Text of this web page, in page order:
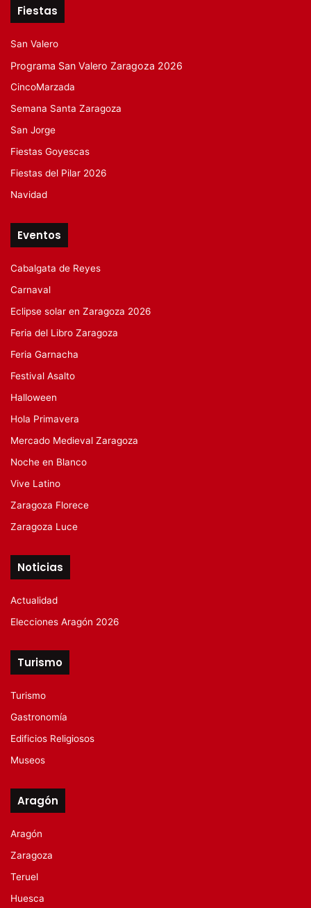
Fiestas
San Valero
Programa San Valero Zaragoza 2026
CincoMarzada
Semana Santa Zaragoza
San Jorge
Fiestas Goyescas
Fiestas del Pilar 2026
Navidad
Eventos
Cabalgata de Reyes
Carnaval
Eclipse solar en Zaragoza 2026
Feria del Libro Zaragoza
Feria Garnacha
Festival Asalto
Halloween
Hola Primavera
Mercado Medieval Zaragoza
Noche en Blanco
Vive Latino
Zaragoza Florece
Zaragoza Luce
Noticias
Actualidad
Elecciones Aragón 2026
Turismo
Turismo
Gastronomía
Edificios Religiosos
Museos
Aragón
Aragón
Zaragoza
Teruel
Huesca